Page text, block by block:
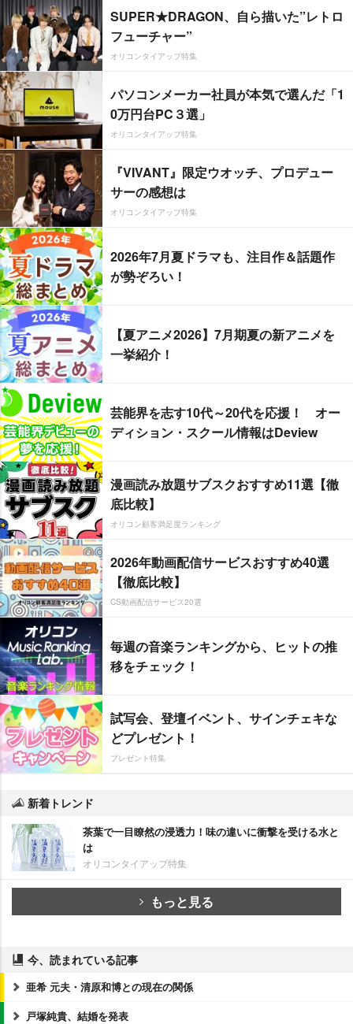
SUPER★DRAGON、自ら描いた”レトロ
フューチャー”
オリコンタイアップ特集
パソコンメーカー社員が本気で選んだ「1
0万円台PC３選」
オリコンタイアップ特集
『VIVANT』限定ウオッチ、プロデュー
サーの感想は
オリコンタイアップ特集
2026年7月夏ドラマも、注目作＆話題作
が勢ぞろい！
【夏アニメ2026】7月期夏の新アニメを
一挙紹介！
芸能界を志す10代～20代を応援！ オー
ディション・スクール情報はDeview
漫画読み放題サブスクおすすめ11選【徹
底比較】
オリコン顧客満足度ランキング
2026年動画配信サービスおすすめ40選
【徹底比較】
CS動画配信サービス20選
毎週の音楽ランキングから、ヒットの推
移をチェック！
試写会、登壇イベント、サインチェキな
どプレゼント！
プレゼント特集
新着トレンド
茶葉で一目瞭然の浸透力！味の違いに衝撃を受ける水と
は
オリコンタイアップ特集
もっと見る
今、読まれている記事
亜希 元夫・清原和博との現在の関係
戸塚純貴、結婚を発表